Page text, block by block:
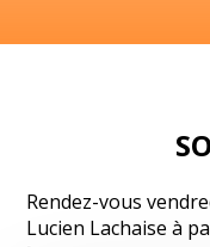
Rendez-vous
Lucien Lachaise à